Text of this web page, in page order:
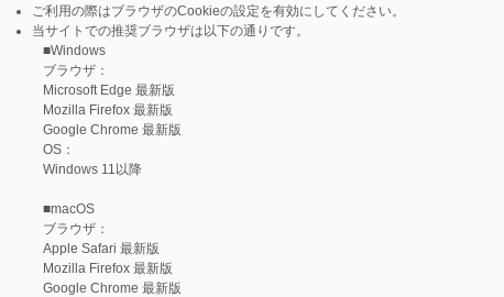
ご利用の際はブラウザのCookieの設定を有効にしてください。
当サイトでの推奨ブラウザは以下の通りです。
■Windows
ブラウザ：
Microsoft Edge 最新版
Mozilla Firefox 最新版
Google Chrome 最新版
OS：
Windows 11以降
■macOS
ブラウザ：
Apple Safari 最新版
Mozilla Firefox 最新版
Google Chrome 最新版